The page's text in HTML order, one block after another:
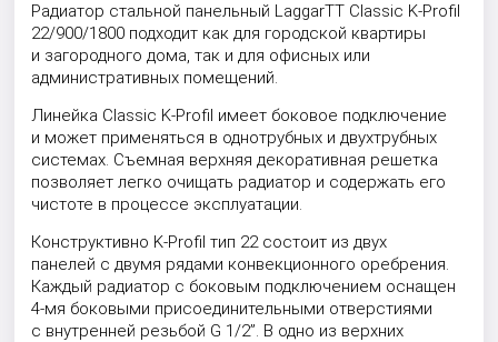
Радиатор стальной панельный LaggarTT Classic K-Profil
22/900/1800 подходит как для городской квартиры
и загородного дома, так и для офисных или
административных помещений.
Линейка Classic K-Profil имеет боковое подключение
и может применяться в однотрубных и двухтрубных
системах. Съемная верхняя декоративная решетка
позволяет легко очищать радиатор и содержать его
чистоте в процессе эксплуатации.
Конструктивно K-Profil тип 22 состоит из двух
панелей с двумя рядами конвекционного оребрения.
Каждый радиатор с боковым подключением оснащен
4-мя боковыми присоединительными отверстиями
с внутренней резьбой G 1/2”. В одно из верхних